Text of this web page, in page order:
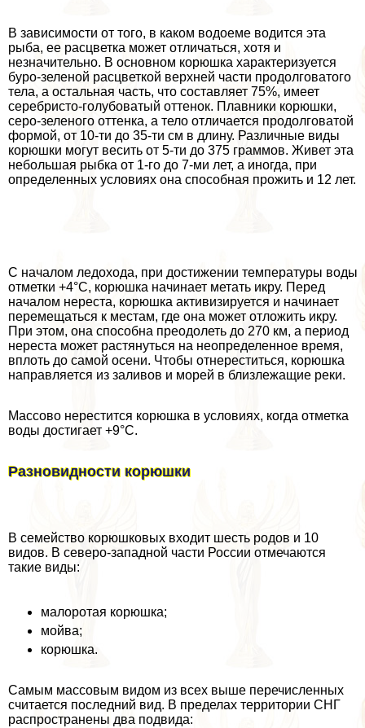
В зависимости от того, в каком водоеме водится эта
рыба, ее расцветка может отличаться, хотя и
незначительно. В основном корюшка хаpaктеризуется
буро-зеленой расцветкой верхней части продолговатого
тела, а остальная часть, что составляет 75%, имеет
серебристо-гoлyбоватый оттенок. Плавники корюшки,
серо-зеленого оттенка, а тело отличается продолговатой
формой, от 10-ти до 35-ти см в длину. Различные виды
корюшки могут весить от 5-ти до 375 граммов. Живет эта
небольшая рыбка от 1-го до 7-ми лет, а иногда, при
определенных условиях она способная прожить и 12 лет.
С началом ледохода, при достижении температуры воды
отметки +4°C, корюшка начинает метать икру. Перед
началом нереста, корюшка активизируется и начинает
перемещаться к местам, где она может отложить икру.
При этом, она способна преодолеть до 270 км, а период
нереста может растянуться на неопределенное время,
вплоть до самой осени. Чтобы отнереститься, корюшка
направляется из заливов и морей в близлежащие реки.
Массово нерестится корюшка в условиях, когда отметка
воды достигает +9°С.
Разновидности корюшки
В семейство корюшковых входит шесть родов и 10
видов. В северо-западной части России отмечаются
такие виды:
малоротая корюшка;
мойва;
корюшка.
Самым массовым видом из всех выше перечисленных
считается последний вид. В пределах территории СНГ
распространены два подвида: